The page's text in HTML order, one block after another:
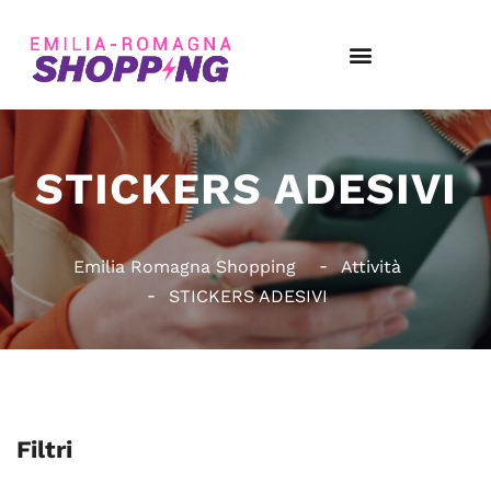
STICKERS ADESIVI
Emilia Romagna Shopping
Attività
STICKERS ADESIVI
Filtri